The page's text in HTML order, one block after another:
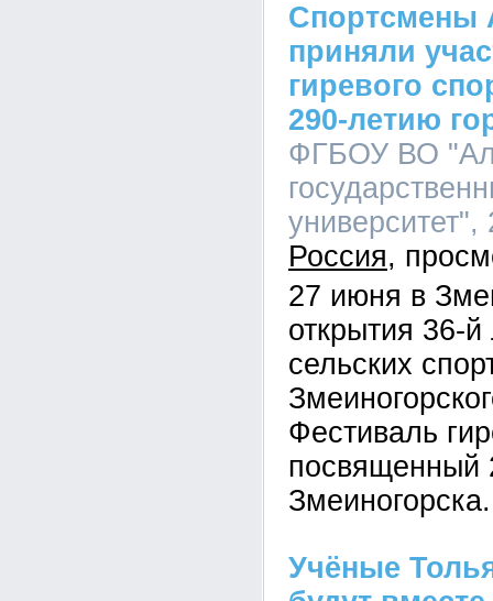
Спортсмены
приняли
гиревого
290-летию
ФГБОУ ВО
Россия
27 июня в
открытия 36-
сельских
Фестиваль
посвященный
Змеиногорска.
Учёные